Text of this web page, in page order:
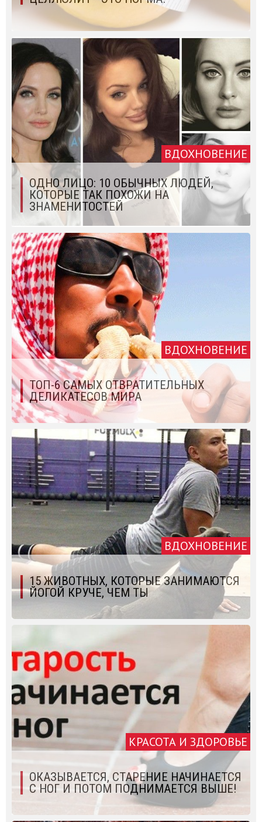
ВДОХНОВЕНИЕ
ОДНО ЛИЦО: 10 ОБЫЧНЫХ ЛЮДЕЙ,
КОТОРЫЕ ТАК ПОХОЖИ НА
ЗНАМЕНИТОСТЕЙ
ВДОХНОВЕНИЕ
ТОП-6 САМЫХ ОТВРАТИТЕЛЬНЫХ
ДЕЛИКАТЕСОВ МИРА
ВДОХНОВЕНИЕ
15 ЖИВОТНЫХ, КОТОРЫЕ ЗАНИМАЮТСЯ
ЙОГОЙ КРУЧЕ, ЧЕМ ТЫ
КРАСОТА И ЗДОРОВЬЕ
ОКАЗЫВАЕТСЯ, СТАРЕНИЕ НАЧИНАЕТСЯ
С НОГ И ПОТОМ ПОДНИМАЕТСЯ ВЫШЕ!